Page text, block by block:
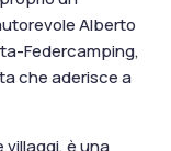
Alberto
Federcamping,
che aderisce a
villaggi, è una